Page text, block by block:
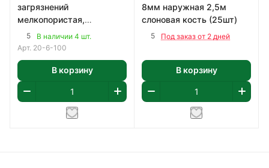
загрязнений
мелкопористая,
140х110х60мм
5
В наличии 4 шт.
Арт. 20-6-100
В корзину
8мм наружная 2,5м
слоновая кость (25шт)
5 Под заказ от 2 дней
В корзину